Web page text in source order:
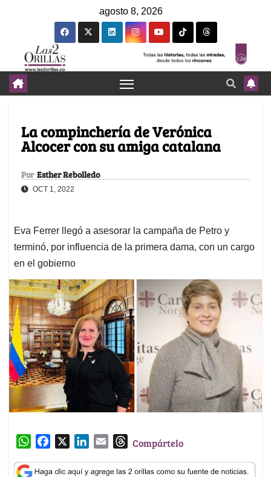
agosto 8, 2026
La compinchería de Verónica
Alcocer con su amiga catalana
Por Esther Rebolledo
OCT 1, 2022
Eva Ferrer llegó a asesorar la campaña de Petro y
terminó, por influencia de la primera dama, con un cargo
en el gobierno
W
a
c
n
a
T
r
Compártelo